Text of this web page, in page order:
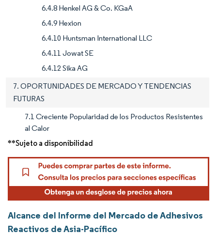
6.4.8 Henkel AG & Co. KGaA
6.4.9 Hexion
6.4.10 Huntsman International LLC
6.4.11 Jowat SE
6.4.12 Sika AG
7. OPORTUNIDADES DE MERCADO Y TENDENCIAS
FUTURAS
7.1 Creciente Popularidad de los Productos Resistentes
al Calor
**Sujeto a disponibilidad
Alcance del Informe del Mercado de Adhesivos
Reactivos de Asia-Pacífico